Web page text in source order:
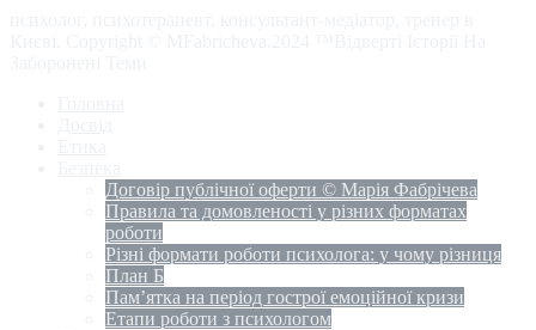
Договір публічної оферти © Марія Фабрічева
Правила та домовленості у різних форматах
роботи
Різні формати роботи психолога: у чому різниця
План Б
Пам’ятка на період гострої емоційної кризи
Етапи роботи з психологом